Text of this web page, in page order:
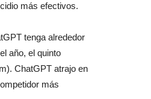
más efectivos.
tenga alrededor
año, el quinto
ChatGPT atrajo en
más